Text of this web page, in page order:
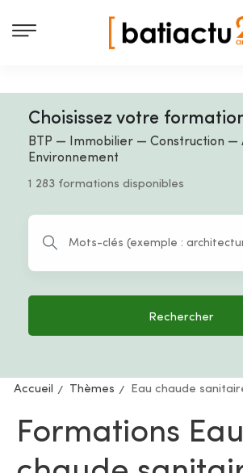
Choisissez votre
BTP — Immobilier — Construction
Environnement
1 283 formations disponibles
Rechercher
Accueil Thèmes Eau chaude
Formations Eau